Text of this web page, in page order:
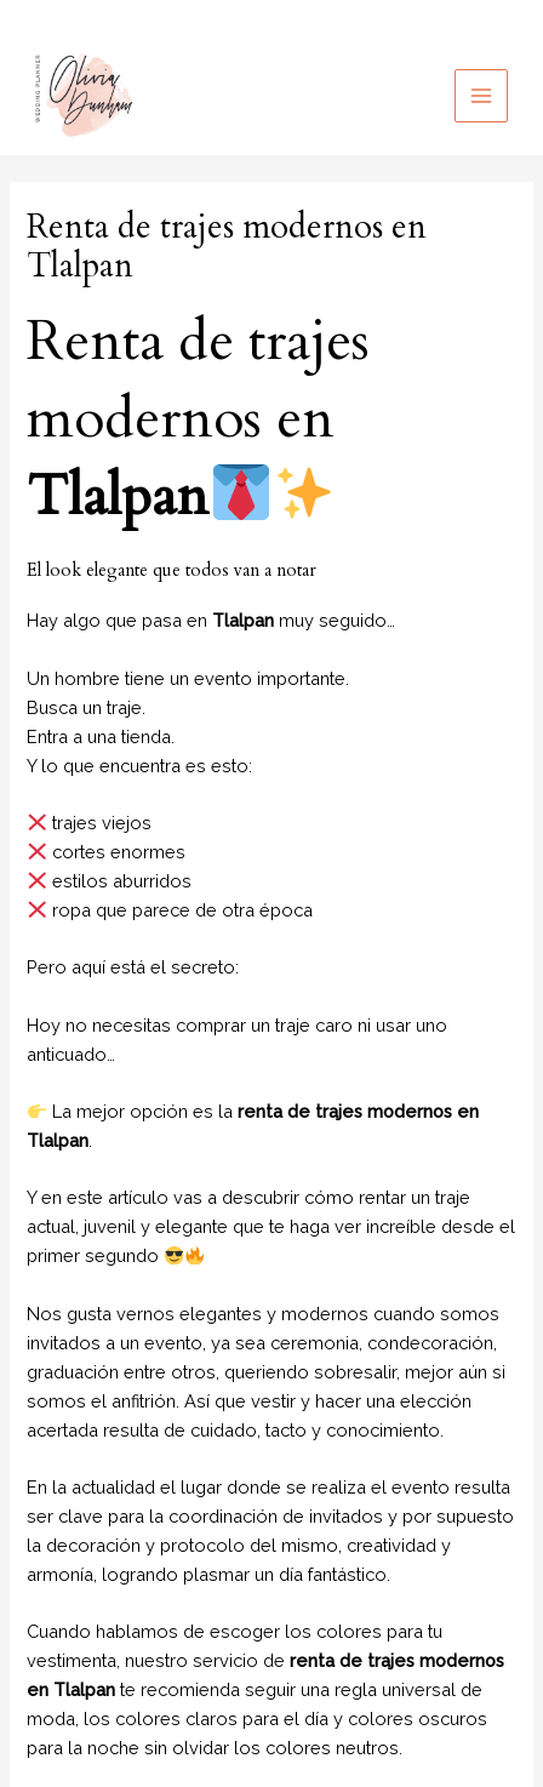
contenido
MAIN
Renta de trajes modernos en
Tlalpan
Renta de trajes
modernos en
Tlalpan
El look elegante que todos van a notar
Hay algo que pasa en Tlalpan muy seguido…
Un hombre tiene un evento importante.
Busca un traje.
Entra a una tienda.
Y lo que encuentra es esto:
trajes viejos
cortes enormes
estilos aburridos
ropa que parece de otra época
Pero aquí está el secreto:
Hoy no necesitas comprar un traje caro ni usar uno
anticuado…
La mejor opción es larenta de trajes modernos en
Tlalpan
Y en este artículo vas a descubrir cómo rentar un traje
actual, juvenil y elegante que te haga ver increíble desde el
primer segundo
Nos gusta vernos elegantes y modernos cuando somos
invitados a un evento, ya sea ceremonia, condecoración,
graduación entre otros, queriendo sobresalir, mejor aún si
somos el anfitrión. Así que vestir y hacer una elección
acertada resulta de cuidado, tacto y conocimiento.
En la actualidad el lugar donde se realiza el evento resulta
ser clave para la coordinación de invitados y por supuesto
la decoración y protocolo del mismo, creatividad y
armonía, logrando plasmar un día fantástico.
Cuando hablamos de escoger los colores para tu
vestimenta, nuestro servicio derenta de trajes modernos
en Tlalpan te recomienda seguir una regla universal de
moda, los colores claros para el día y colores oscuros
para la noche sin olvidar los colores neutros.